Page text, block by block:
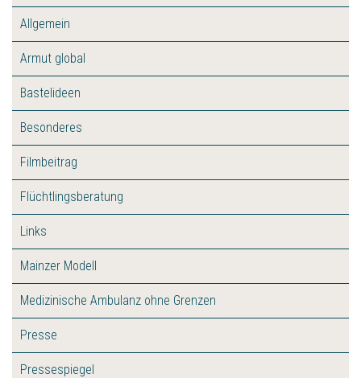
Allgemein
Armut global
Bastelideen
Besonderes
Filmbeitrag
Flüchtlingsberatung
Links
Mainzer Modell
Medizinische Ambulanz ohne Grenzen
Presse
Pressespiegel